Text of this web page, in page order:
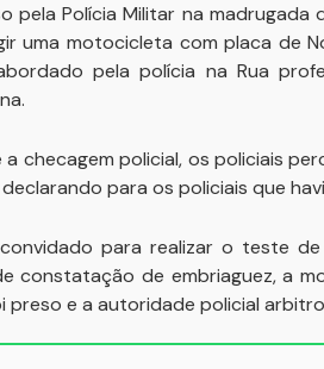
pela Polícia Militar na madrugada
uma motocicleta com placa de
pela polícia na Rua
a checagem policial, os policiais
para os policiais que
para realizar o teste
constatação de embriaguez, a
preso e a autoridade policial